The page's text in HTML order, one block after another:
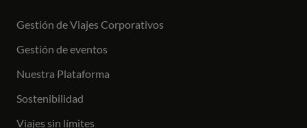
Gestión de Viajes Corporativos
Gestión de eventos
Nuestra Plataforma
Sostenibilidad
Viajes sin límites